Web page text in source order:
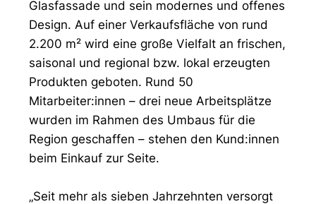
Glasfassade und sein modernes und offenes
Design. Auf einer Verkaufsfläche von rund
2.200 m² wird eine große Vielfalt an frischen,
saisonal und regional bzw. lokal erzeugten
Produkten geboten. Rund 50
Mitarbeiter:innen – drei neue Arbeitsplätze
wurden im Rahmen des Umbaus für die
Region geschaffen – stehen den Kund:innen
beim Einkauf zur Seite.
„Seit mehr als sieben Jahrzehnten versorgt